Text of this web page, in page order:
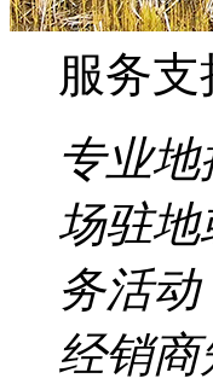
服务支
专业
场驻
务活
经销